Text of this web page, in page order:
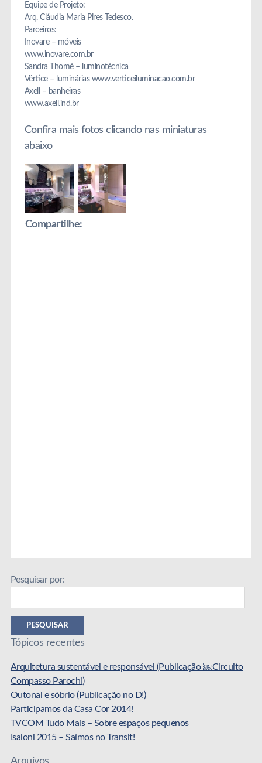
Equipe de Projeto:
Arq. Cláudia Maria Pires Tedesco.
Parceiros:
Inovare – móveis
www.inovare.com.br
Sandra Thomé – luminotécnica
Vértice – luminárias www.verticeiluminacao.com.br
Axell – banheiras
www.axell.ind.br
Confira mais fotos clicando nas miniaturas
abaixo
Compartilhe:
Pesquisar por:
PESQUISAR
Tópicos recentes
Arquitetura sustentável e responsável (Publicação ￼Circuito
Compasso Parochi)
Outonal e sóbrio (Publicação no D!)
Participamos da Casa Cor 2014!
TVCOM Tudo Mais – Sobre espaços pequenos
Isaloni 2015 – Saímos no Transit!
Arquivos